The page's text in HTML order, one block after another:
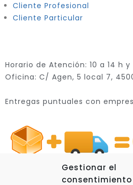
Gestionar el
Cliente Profesional
Cliente Particular
Horario de Atención: 10 a 14 h y
Oficina: C/ Agen, 5 local 7,
Entregas puntuales con